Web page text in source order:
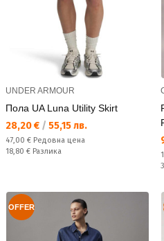
UNDER ARMOUR
Пола UA Luna Utility Skirt
Текуща цена:
28,20 € / 55,15 лв.
Редовна цена:
47,00 € Редовна цена
Спестявате:
18,80 € Разлика
OFFER